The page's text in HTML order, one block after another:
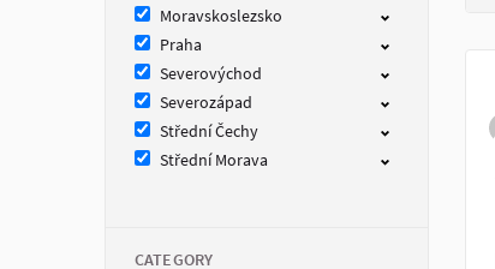
Moravskoslezsko
Praha
Severovýchod
Severozápad
Střední Čechy
Střední Morava
CATEGORY